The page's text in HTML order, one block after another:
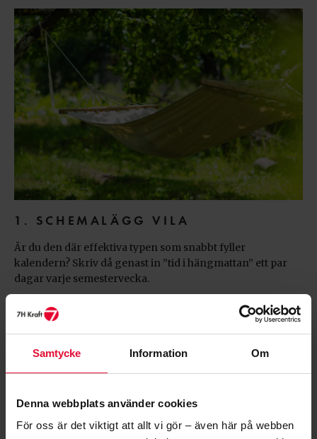
Samtycke Information Om
Denna webbplats använder cookies
För oss är det viktigt att allt vi gör – även här på webben
1. SCHEMALÄGG VILA
Är du den där effektiva typen som snabbt fyller
kalendern? Skriv då genast in ”tid i hängmattan” ett par
dagar varje semestervecka.
inför besöksförbud under en eller ett par semesterveckor
3. KICKSTARTA
Börja dagen med en lång och stillsam frukost, är det sen